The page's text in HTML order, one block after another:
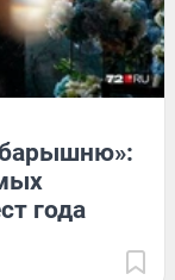
года